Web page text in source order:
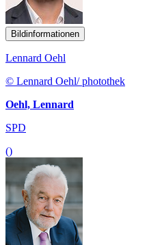
Bildinformationen
Lennard Oehl
© Lennard Oehl/ photothek
Oehl, Lennard
SPD
()